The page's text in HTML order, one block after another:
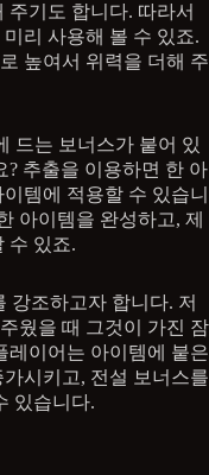
주기도 합니다. 따라서
리 사용해 볼 수 있죠.
높여서 위력을 더해 주
드는 보너스가 붙어 있
? 추출을 이용하면 한 아
템에 적용할 수 있습니
아이템을 완성하고, 제
수 있죠.
강조하고자 합니다. 저
웠을 때 그것이 가진 잠
레이어는 아이템에 붙은
시키고, 전설 보너스를
있습니다.